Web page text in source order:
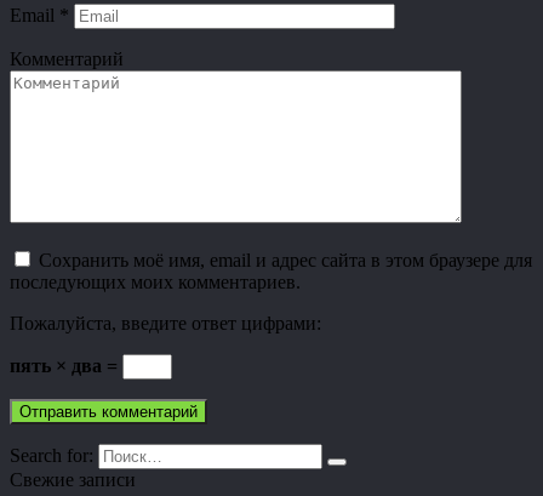
Email *
Комментарий
Сохранить моё имя, email и адрес сайта в этом браузере для
последующих моих комментариев.
Пожалуйста, введите ответ цифрами:
пять × два =
Search for:
Свежие записи